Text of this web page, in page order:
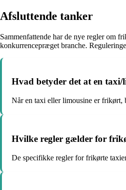
Afsluttende tanker
Sammenfattende har de nye regler om
konkurrencepræget branche.
Hvad betyder det at en
Når en taxi eller limousine er frikørt,
Hvilke regler gælder for
De specifikke regler for frikørte